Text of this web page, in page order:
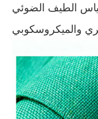
والميكروسكوبي